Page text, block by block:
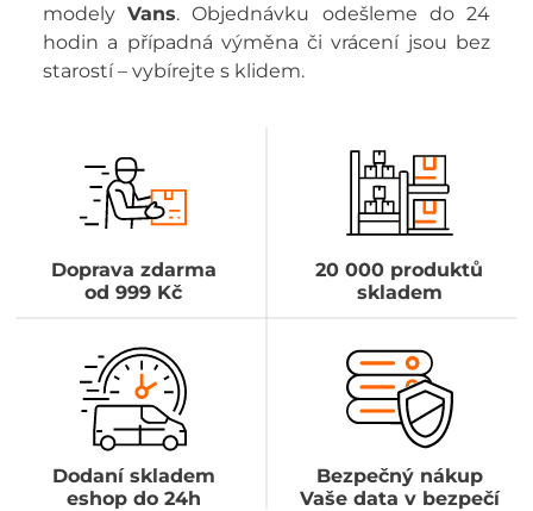
modelyVans. Objednávku odešleme do 24
hodin a případná výměna či vrácení jsou bez
starostí – vybírejte s klidem.
Doprava zdarma
od 999 Kč
20 000 produktů
skladem
Dodaní skladem
eshop do 24h
Bezpečný nákup
Vaše data v bezpečí